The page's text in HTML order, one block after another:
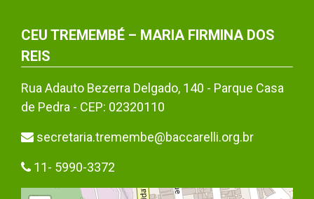
CEU TREMEMBÉ – MARIA FIRMINA DOS
REIS
Rua Adauto Bezerra Delgado, 140 - Parque Casa
de Pedra - CEP: 02320110
secretaria.tremembe@baccarelli.org.br
11- 5990-3372